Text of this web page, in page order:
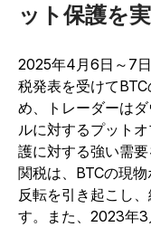
ット保護を
2025年4月6日～7
税発表を受けて
め、トレーダーは
ルに対するプット
護に対する強い需
関税は、BTCの現
反転を引き起こし
す。また、2023年3